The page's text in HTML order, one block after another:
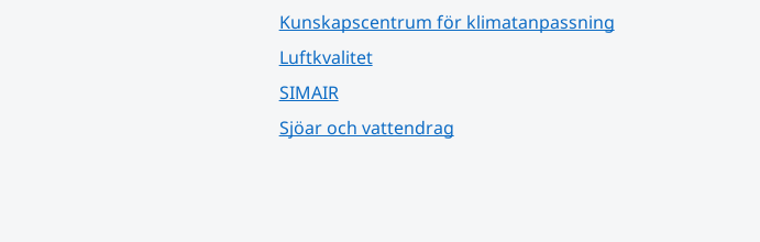
Kunskapscentrum för klimatanpassning
Luftkvalitet
SIMAIR
Sjöar och vattendrag